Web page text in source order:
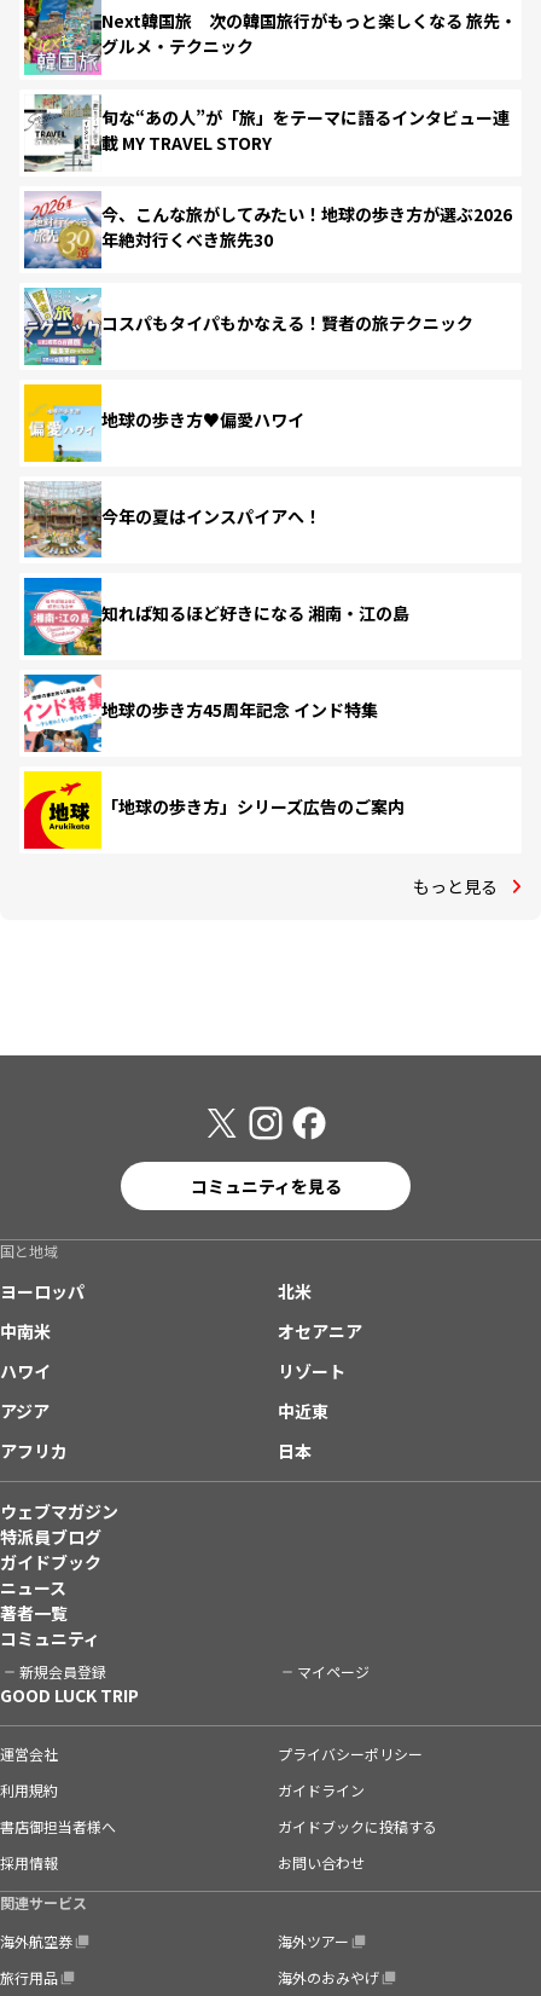
Next韓国旅 次の韓国旅行がもっと楽しくなる 旅先・
グルメ・テクニック
旬な“あの人”が「旅」をテーマに語るインタビュー連
載 MY TRAVEL STORY
今、こんな旅がしてみたい！地球の歩き方が選ぶ2026
年絶対行くべき旅先30
コスパもタイパもかなえる！賢者の旅テクニック
地球の歩き方♥偏愛ハワイ
今年の夏はインスパイアへ！
知れば知るほど好きになる 湘南・江の島
地球の歩き方45周年記念 インド特集
「地球の歩き方」シリーズ広告のご案内
もっと見る
コミュニティを見る
国と地域
ヨーロッパ
北米
中南米
オセアニア
ハワイ
リゾート
アジア
中近東
アフリカ
日本
ウェブマガジン
特派員ブログ
ガイドブック
ニュース
著者一覧
コミュニティ
新規会員登録 マイページ
GOOD LUCK TRIP
運営会社
プライバシーポリシー
利用規約
ガイドライン
書店御担当者様へ
ガイドブックに投稿する
採用情報
お問い合わせ
関連サービス
海外航空券
海外ツアー
旅行用品
海外のおみやげ